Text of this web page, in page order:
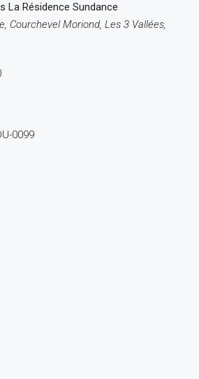
La Résidence Sundance
Courchevel Moriond, Les 3 Vallées,
0099